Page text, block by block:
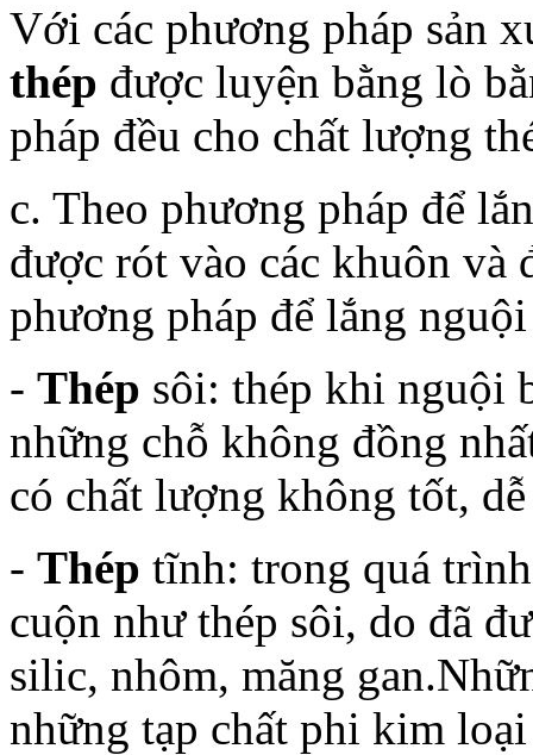
Với các phương pháp sản
thép được luyện bằng lò
pháp đều cho chất lượng
c. Theo phương pháp để
được rót vào các khuôn
phương pháp để lắng
- Thép sôi: thép khi nguội
những chỗ không đồng
có chất lượng không tốt,
- Thép tĩnh: trong quá
cuộn như thép sôi, do đã
silic, nhôm, măng
những tạp chất phi kim